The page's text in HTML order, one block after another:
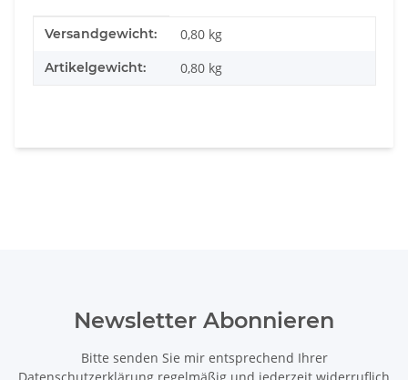
Produkteigenschaft
Wert
Versandgewicht: 0,80 kg
Artikelgewicht: 0,80 kg
Newsletter Abonnieren
Bitte senden Sie mir entsprechend Ihrer